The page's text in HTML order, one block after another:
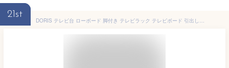
21st
DORIS テレビ台 ローボード 脚付き テレビラック テレビボード 引出し収納 幅150cm 組立式 TVボード ナチュラル 雅 ミヤビ150